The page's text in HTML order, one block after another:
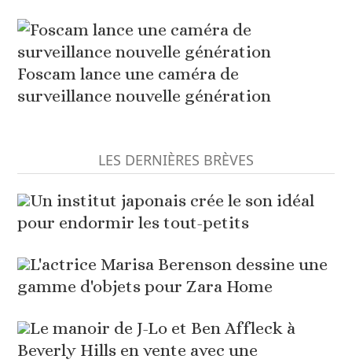
Foscam lance une caméra de
surveillance nouvelle génération
LES DERNIÈRES BRÈVES
Un institut japonais crée le son idéal
pour endormir les tout-petits
L'actrice Marisa Berenson dessine une
gamme d'objets pour Zara Home
Le manoir de J-Lo et Ben Affleck à
Beverly Hills en vente avec une